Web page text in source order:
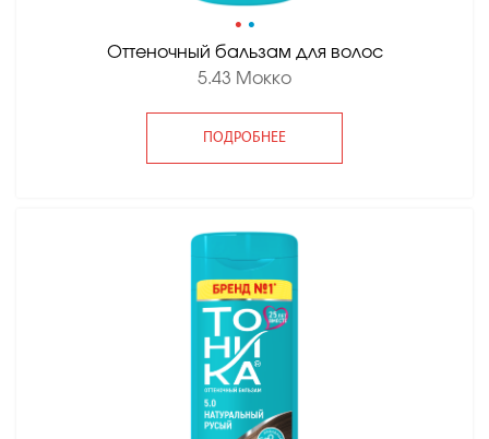
• •
Оттеночный бальзам для волос
5.43 Мокко
ПОДРОБНЕЕ